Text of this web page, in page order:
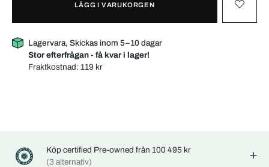
LÄGG I VARUKORGEN
Lagervara, Skickas inom 5–10 dagar
Stor efterfrågan - få kvar i lager!
Fraktkostnad: 119 kr
Köp certified Pre-owned från 100 495 kr
(3 alternativ)